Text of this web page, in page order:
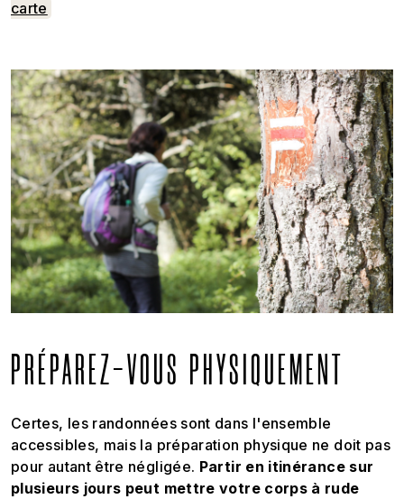
carte
PRÉPAREZ-VOUS PHYSIQUEMENT
Certes, les randonnées sont dans l'ensemble
accessibles, mais la préparation physique ne doit pas
pour autant être négligée. Partir en itinérance sur
plusieurs jours peut mettre votre corps à rude